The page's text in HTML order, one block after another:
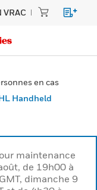
VRAC
en cas
Handheld
maintenance
de 19h00 à
dimanche 9